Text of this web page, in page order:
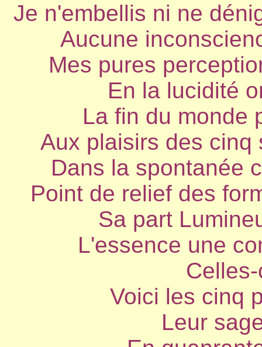
Je n'embellis ni ne
Aucune
Mes pures
En la lucidité
La fin du monde
Aux plaisirs des cinq
Dans la spontanée
Point de relief des
Sa part
L'essence une
Voici les cinq
Leur